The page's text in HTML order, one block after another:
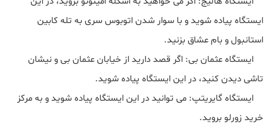
ایستگاه پیاده شوید و با سوار شدن اتوبوس سری به تله کابین
استانبول و بام عشاق بزنید.
ایستگاه عثمان بی: اگر قصد دارید از خیابان عثمان بی و نیشان
تاشی دیدن کنید، در این ایستگاه پیاده شوید.
ایستگاه گایریتپ: می توانید در این ایستگاه پیاده شوید و به مرکز
خرید زورلو بروید.